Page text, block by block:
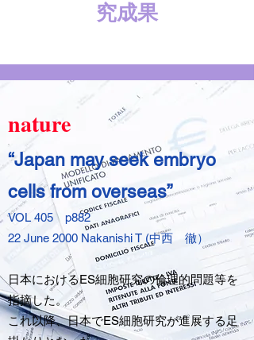
究成果
nature
“Japan may seek embryo
cells from overseas”
VOL 405 p882
22 June 2000 Nakanishi T (中西 徹）
日本におけるES細胞研究の倫理的問題等を
指摘した。
これ以降、日本でES細胞研究が進展する足